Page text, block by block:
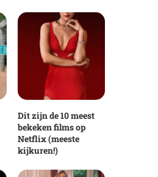
Dit zijn de 10 meest
bekeken films op
Netflix (meeste
kijkuren!)